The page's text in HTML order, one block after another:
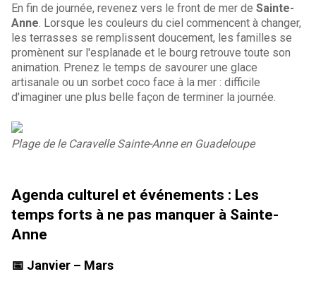
En fin de journée, revenez vers le front de mer de Sainte-
Anne. Lorsque les couleurs du ciel commencent à changer,
les terrasses se remplissent doucement, les familles se
promènent sur l'esplanade et le bourg retrouve toute son
animation. Prenez le temps de savourer une glace
artisanale ou un sorbet coco face à la mer : difficile
d'imaginer une plus belle façon de terminer la journée.
Plage de le Caravelle Sainte-Anne en Guadeloupe
Agenda culturel et événements : Les
temps forts à ne pas manquer à Sainte-
Anne
📅 Janvier – Mars